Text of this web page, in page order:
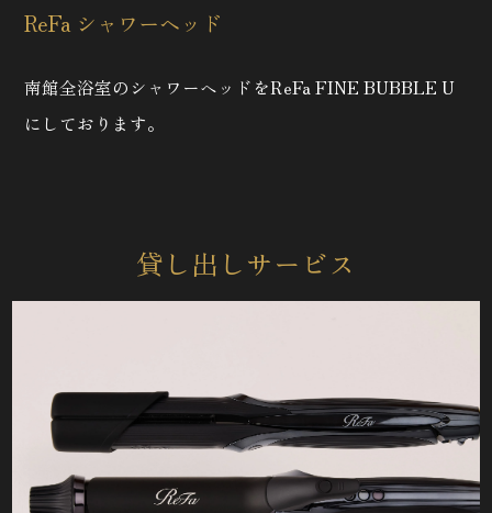
ReFa シャワーヘッド
南館全浴室のシャワーヘッドをReFa FINE BUBBLE U
にしております。
貸し出しサービス